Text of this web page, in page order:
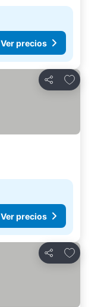
Ver precios
Compartir
Agregar
Ver precios
Compartir
Agregar